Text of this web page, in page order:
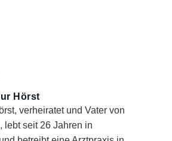
Hörst
verheiratet und Vater von
lebt seit 26 Jahren in